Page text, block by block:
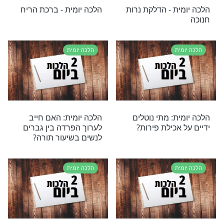
– כביסה בחול
האם חייב
חוק לישראל?
הלכה יומית
הלכה יומית - ברכת משנה
הבריות
הלכה יומית